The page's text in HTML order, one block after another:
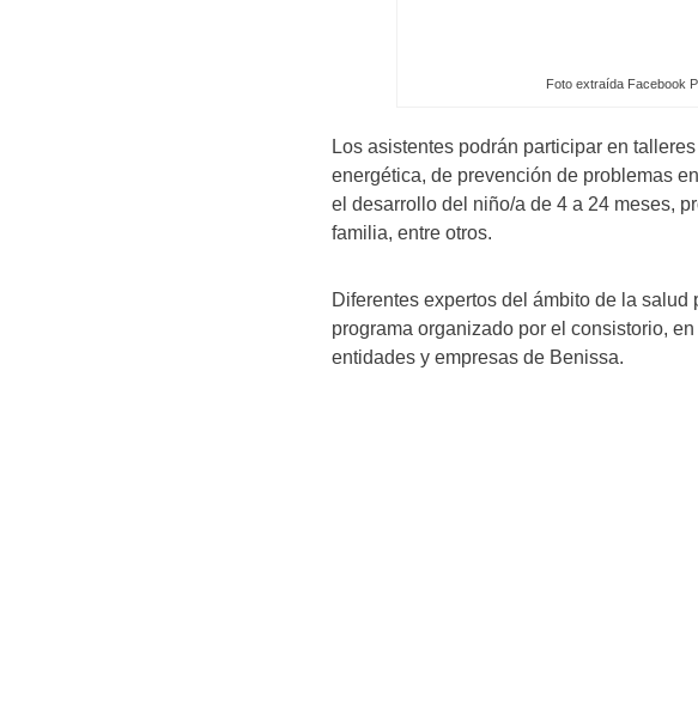
Foto extraída Facebook
Los asistentes podrán participar en
energética, de prevención de problemas
el desarrollo del niño/a de 4 a 24 meses,
familia, entre otros.
Diferentes expertos del ámbito de la
programa organizado por el consistorio,
entidades y empresas de Benissa.